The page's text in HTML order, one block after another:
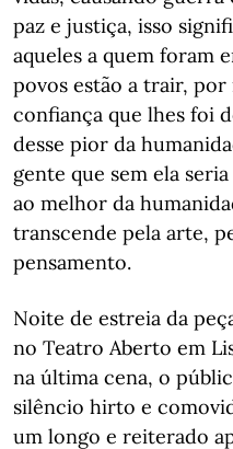
paz e justiça, isso
aqueles a quem foram
povos estão a trair,
confiança que lhes foi
desse pior da
gente que sem ela
ao melhor da
transcende pela arte,
pensamento.
Noite de estreia da
no Teatro Aberto em
na última cena, o
silêncio hirto e
um longo e reiterado